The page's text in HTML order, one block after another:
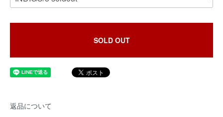
SOLD OUT
返品について